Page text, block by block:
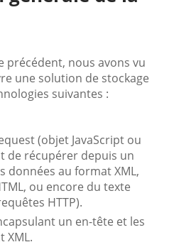
précédent, nous avons vu
une solution de stockage
suivantes :
(objet JavaScript ou
de récupérer depuis un
données au format XML,
ou encore du texte
HTTP).
un en-tête et les
XML.